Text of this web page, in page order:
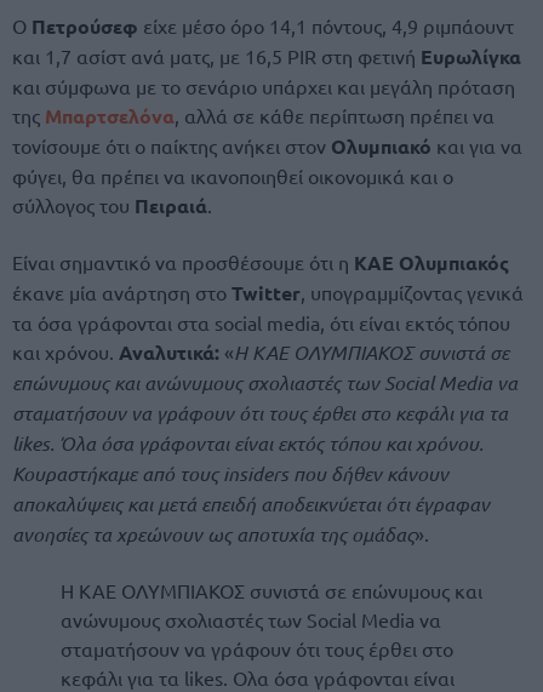
Ο Πετρούσεφ είχε μέσο όρο 14,1 πόντους, 4,9 ριμπάουντ
και 1,7 ασίστ ανά ματς, με 16,5 PIR στη φετινή Ευρωλίγκα
και σύμφωνα με το σενάριο υπάρχει και μεγάλη πρόταση
της Μπαρτσελόνα , αλλά σε κάθε περίπτωση πρέπει να
τονίσουμε ότι ο παίκτης ανήκει στον Ολυμπιακό και για να
φύγει, θα πρέπει να ικανοποιηθεί οικονομικά και ο
σύλλογος του Πειραιά
Είναι σημαντικό να προσθέσουμε ότι η ΚΑΕ Ολυμπιακός
έκανε μία ανάρτηση στο Twitter, υπογραμμίζοντας γενικά
τα όσα γράφονται στα social media, ότι είναι εκτός τόπου
και χρόνου. Αναλυτικά: «Η ΚΑΕ ΟΛΥΜΠΙΑΚΟΣ συνιστά σε
επώνυμους και ανώνυμους σχολιαστές των Social Media να
σταματήσουν να γράφουν ότι τους έρθει στο κεφάλι για τα
likes. Όλα όσα γράφονται είναι εκτός τόπου και χρόνου.
Κουραστήκαμε από τους insiders που δήθεν κάνουν
αποκαλύψεις και μετά επειδή αποδεικνύεται ότι έγραφαν
ανοησίες τα χρεώνουν ως αποτυχία της ομάδας».
Η ΚΑΕ ΟΛΥΜΠΙΑΚΟΣ συνιστά σε επώνυμους και
ανώνυμους σχολιαστές των Social Media να
σταματήσουν να γράφουν ότι τους έρθει στο
κεφάλι για τα likes. Ολα όσα γράφονται είναι